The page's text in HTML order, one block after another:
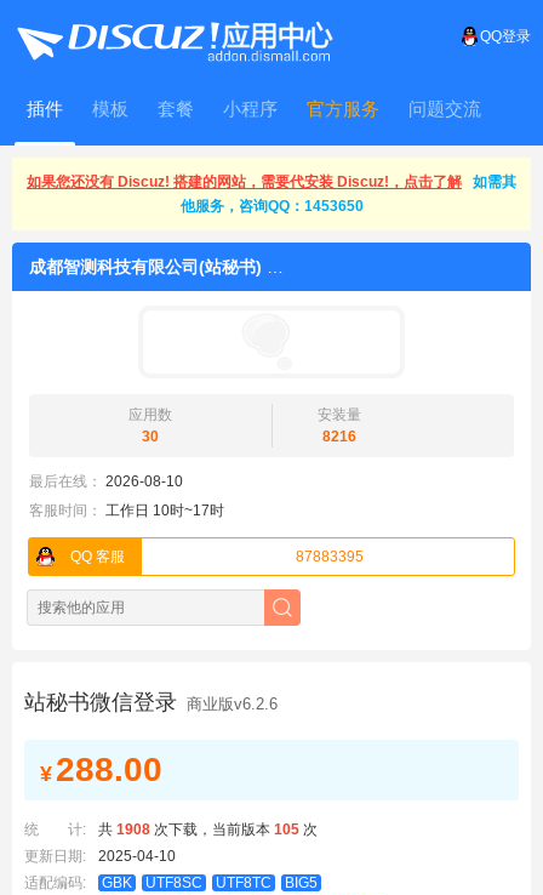
QQ登录
插件 模板 套餐 小程序 官方服务 问题交流
WitFrame
如果您还没有 Discuz! 搭建的网站，需要代安装 Discuz!，点击了解
如需其
他服务，咨询QQ：1453650
成都智测科技有限公司(站秘书)
应用数
30
安装量
8216
最后在线： 2026-08-10
客服时间： 工作日 10时~17时
QQ 客服 87883395
站秘书微信登录 商业版v6.2.6
¥ 288.00
统 计: 共 1908 次下载，当前版本 105 次
更新日期:
2025-04-10
适配编码:
GBK UTF8SC UTF8TC
BIG5